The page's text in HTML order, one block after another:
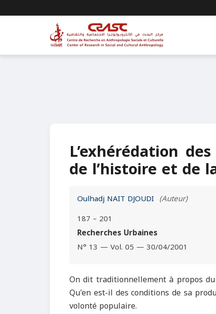
L’exhérédation
de l’histoire et de
Oulhadj NAIT DJOUDI (Auteur)
187 – 201
Recherches Urbaines
N° 13 — Vol. 05 — 30/04/2001
On dit traditionnellement à propos
Qu'en est-il des conditions de sa
volonté populaire.